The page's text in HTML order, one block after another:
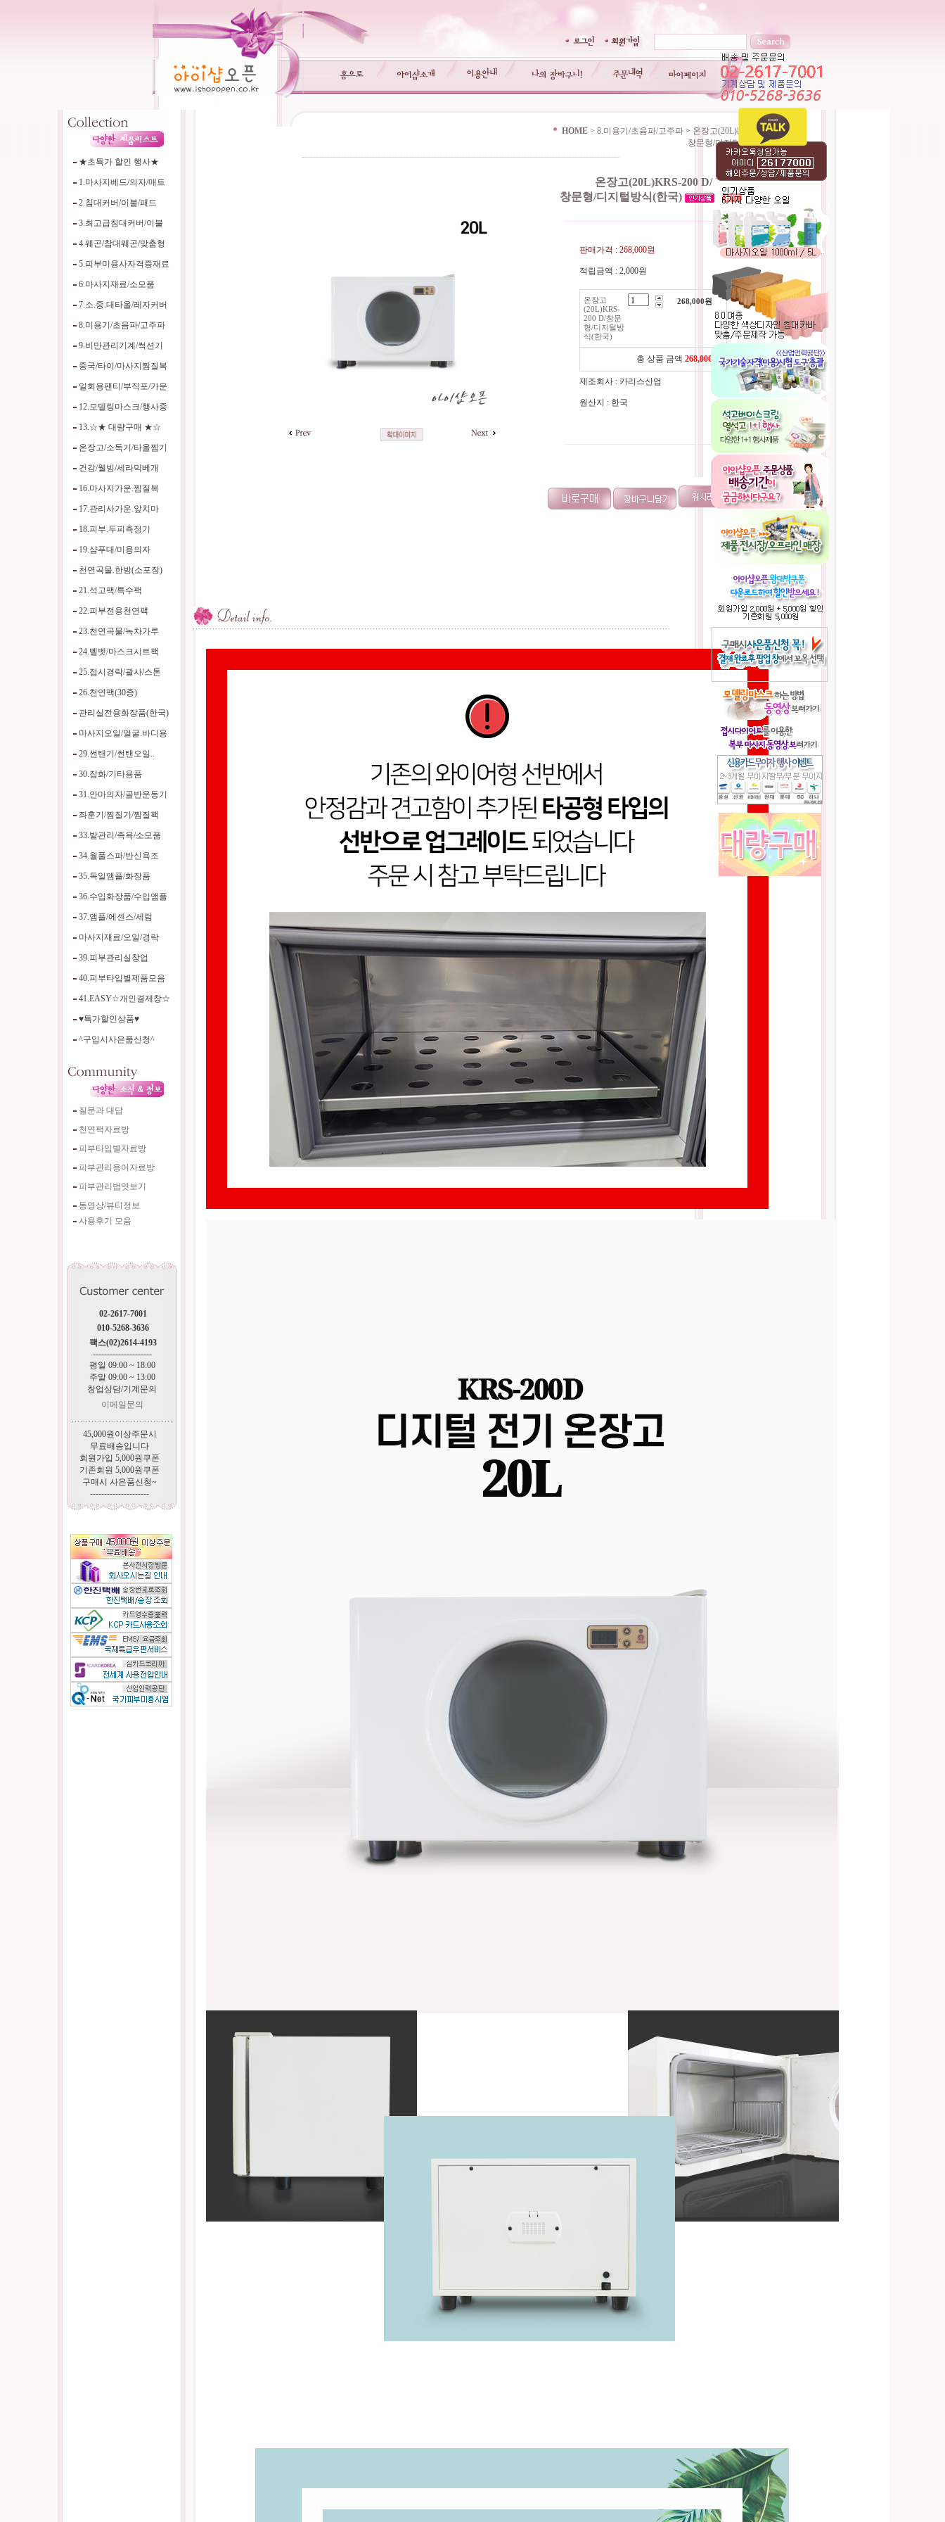
★초특가 할인 행사★
1.마사지베드/의자/매트
2.침대커버/이불/패드
3.최고급침대커버/이불
4.웨곤/참대웨곤/맞춤형
5.피부미용사자격증재료
6.마사지재료/소모품
7.소.중.대타올/레자커버
8.미용기/초음파/고주파
9.비만관리기계/썩션기
중국/타이/마사지찜질복
일회용팬티/부직포/가운
12.모델링마스크/행사중
13.☆★ 대량구매 ★☆
온장고/소독기/타올찜기
건강/웰빙/세라믹베개
16.마사지가운.찜질복
17.관리사가운.앞치마
18.피부.두피측정기
19.샴푸대/미용의자
천연곡물.한방(소포장)
21.석고팩/특수팩
22.피부전용천연팩
23.천연곡물/녹차가루
24.벨벳/마스크시트팩
25.접시경락/괄사/스톤
26.천연팩(30종)
관리실전용화장품(한국)
마사지오일/얼굴.바디용
29.썬탠기/썬탠오일..
30.잡화/기타용품
31.안마의자/골반운동기
좌훈기/찜질기/찜질팩
33.발관리/족욕/소모품
34.월풀스파/반신욕조
35.독일앰플/화장품
36.수입화장품/수입앰플
37.앰플/에센스/세럼
마사지재료/오일/경락
39.피부관리실창업
40.피부타입별제품모음
41.EASY☆개인결제창☆
♥특가할인상품♥
^구입시사은품신청^
질문과 대답
천연팩자료방
피부타입별자료방
피부관리용어자료방
피부관리법엿보기
동영상/뷰티정보
사용후기 모음
02-2617-7001
010-5268-3636
팩스(02)2614-4193
---------------------
평일 09:00 ~ 18:00
주말 09:00 ~ 13:00
창업상담/기계문의
이메일문의
45,000원이상주문시
무료배송입니다
회원가입 5,000원쿠폰
기존회원 5,000원쿠폰
구매시 사은품신청~
---------------------
HOME > 8.미용기/초음파/고주파 > 온장고(20L)KRS-200 D/
창문형/디지털방식(한국)
-----------------------------------------------------------------------------------------------------------------
온장고(20L)KRS-200 D/
창문형/디지털방식(한국)
---------------------------------------------------------------
판매가격 : 268,000원
적립금액 : 2,000원
온장고
(20L)KRS-
200 D/창문
형/디지털방
식(한국)
268,000원
총 상품 금액 268,000 원
제조회사 : 카리스산업
원산지 : 한국
---------------------------------------------------------------